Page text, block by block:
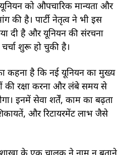
को औपचारिक मान्यता और
की है। पार्टी नेतृत्व ने भी इस
दी है और यूनियन की संरचना
शुरू हो चुकी है।
कहना है कि नई यूनियन का मुख्य
की रक्षा करना और लंबे समय से
इनमें सेवा शर्तें, काम का बढ़ता
और रिटायरमेंट लाभ जैसे